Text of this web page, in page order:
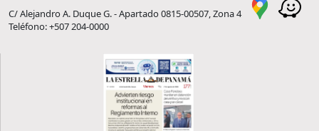
C/ Alejandro A. Duque G. - Apartado 0815-00507, Zona 4
Teléfono: +507 204-0000